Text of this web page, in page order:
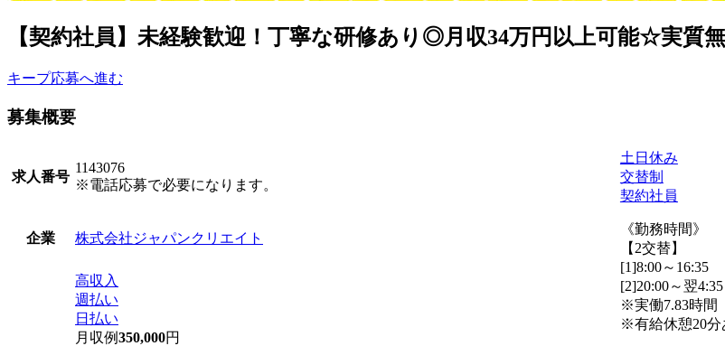
【契約社員】未経験歓迎！丁寧な研修あり◎月収34万円以上可能☆実質
キープ応募へ進む
募集概要
求人番号
1143076
※電話応募で必要になります。
企業 株式会社ジャパンクリエイト
高収入
週払い
日払い
月収例350,000円
土日休み
交替制
契約社員
《勤務時間》
【2交替】
[1]8:00～16:35
[2]20:00～翌4:35
※実働7.83時間
※有給休憩20分